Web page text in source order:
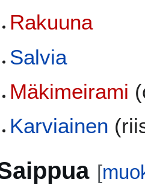
Rakuuna
Salvia
Mäkimeirami
Karviainen
[